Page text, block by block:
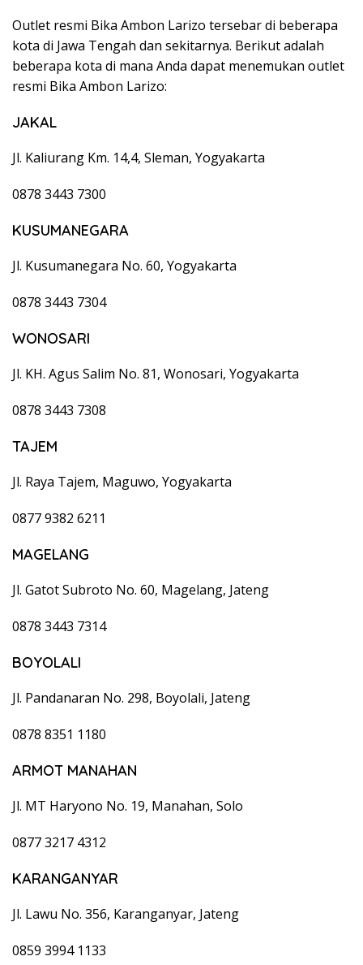
Outlet resmi Bika Ambon Larizo tersebar di beberapa
kota di Jawa Tengah dan sekitarnya. Berikut adalah
beberapa kota di mana Anda dapat menemukan outlet
resmi Bika Ambon Larizo:
JAKAL
Jl. Kaliurang Km. 14,4, Sleman, Yogyakarta
0878 3443 7300
KUSUMANEGARA
Jl. Kusumanegara No. 60, Yogyakarta
0878 3443 7304
WONOSARI
Jl. KH. Agus Salim No. 81, Wonosari, Yogyakarta
0878 3443 7308
TAJEM
Jl. Raya Tajem, Maguwo, Yogyakarta
0877 9382 6211
MAGELANG
Jl. Gatot Subroto No. 60, Magelang, Jateng
0878 3443 7314
BOYOLALI
Jl. Pandanaran No. 298, Boyolali, Jateng
0878 8351 1180
ARMOT MANAHAN
Jl. MT Haryono No. 19, Manahan, Solo
0877 3217 4312
KARANGANYAR
Jl. Lawu No. 356, Karanganyar, Jateng
0859 3994 1133